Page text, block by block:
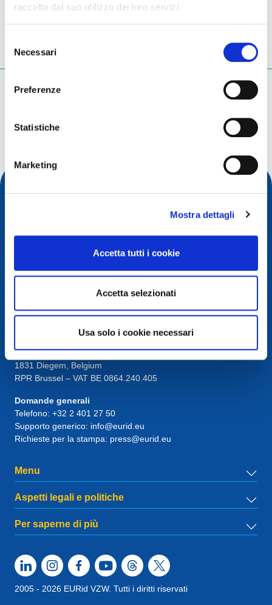
raccolto dal suo utilizzo dei loro servizi.
del
consenso
Necessari
Preferenze
Statistiche
Marketing
Mostra dettagli
Accetta tutti i cookie
Accetta selezionati
Usa solo i cookie necessari
Cosa stai cercando?
Contatto
Telecomlaan 9/7
1831 Diegem , Belgium
RPR Brussel – VAT BE 0864.240.405
Domande generali
Telefono: +32 2 401 27 50
Supporto generico: info@eurid.eu
Richieste per la stampa: press@eurid.eu
Menu
Aspetti legali e politiche
Per saperne di più
2005 - 2026 EURid VZW. Tutti i diritti riservati